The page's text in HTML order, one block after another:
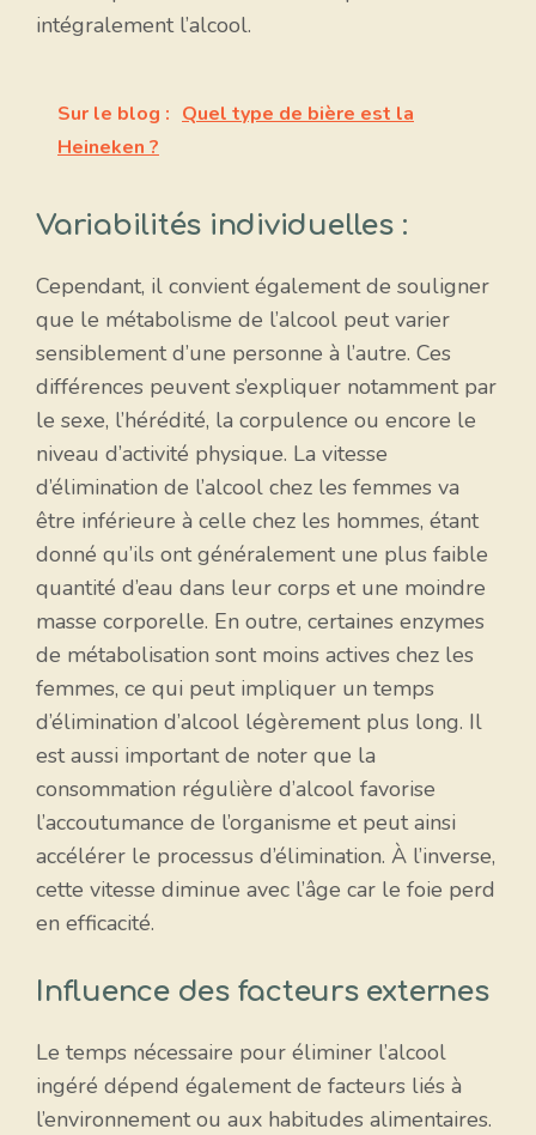
intégralement l’alcool.
Sur le blog : Quel type de bière est la
Heineken ?
Variabilités individuelles :
Cependant, il convient également de souligner
que le métabolisme de l’alcool peut varier
sensiblement d’une personne à l’autre. Ces
différences peuvent s’expliquer notamment par
le sexe, l’hérédité, la corpulence ou encore le
niveau d’activité physique. La vitesse
d’élimination de l’alcool chez les femmes va
être inférieure à celle chez les hommes, étant
donné qu’ils ont généralement une plus faible
quantité d’eau dans leur corps et une moindre
masse corporelle. En outre, certaines enzymes
de métabolisation sont moins actives chez les
femmes, ce qui peut impliquer un temps
d’élimination d’alcool légèrement plus long. Il
est aussi important de noter que la
consommation régulière d’alcool favorise
l’accoutumance de l’organisme et peut ainsi
accélérer le processus d’élimination. À l’inverse,
cette vitesse diminue avec l’âge car le foie perd
en efficacité.
Influence des facteurs externes
Le temps nécessaire pour éliminer l’alcool
ingéré dépend également de facteurs liés à
l’environnement ou aux habitudes alimentaires.